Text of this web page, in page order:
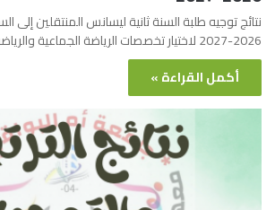
نتائج توجيه طلبة السنة ثانية ليسانس المنتقلين إلى
2026-2027 لاختيار تخصصات الرياضة الجماعية والرياضة الفردية المرجع رقم…
أكمل القراءة »